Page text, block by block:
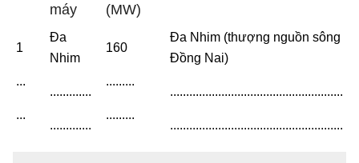
máy
(MW)
1
...
...
Đa
Nhim
.............
.............
160
.........
.........
Đa Nhim (thượng nguồn sông
Đồng Nai)
......................................................
......................................................